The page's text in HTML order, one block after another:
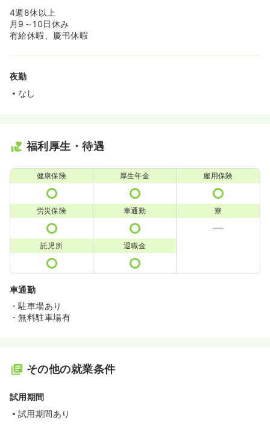
4週8休以上
月9～10日休み
有給休暇、慶弔休暇
夜勤
なし
福利厚生・待遇
健康保険 厚生年金 雇用保険
労災保険 車通勤 寮
託児所 退職金
車通勤
・駐車場あり
・無料駐車場有
その他の就業条件
試用期間
試用期間あり